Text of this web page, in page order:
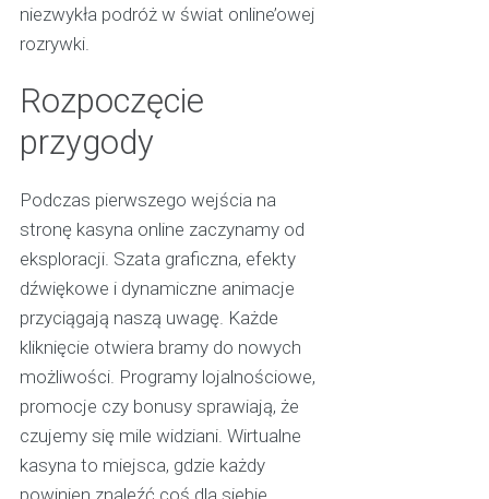
niezwykła podróż w świat online’owej
rozrywki.
Rozpoczęcie
przygody
Podczas pierwszego wejścia na
stronę kasyna online zaczynamy od
eksploracji. Szata graficzna, efekty
dźwiękowe i dynamiczne animacje
przyciągają naszą uwagę. Każde
kliknięcie otwiera bramy do nowych
możliwości. Programy lojalnościowe,
promocje czy bonusy sprawiają, że
czujemy się mile widziani. Wirtualne
kasyna to miejsca, gdzie każdy
powinien znaleźć coś dla siebie,